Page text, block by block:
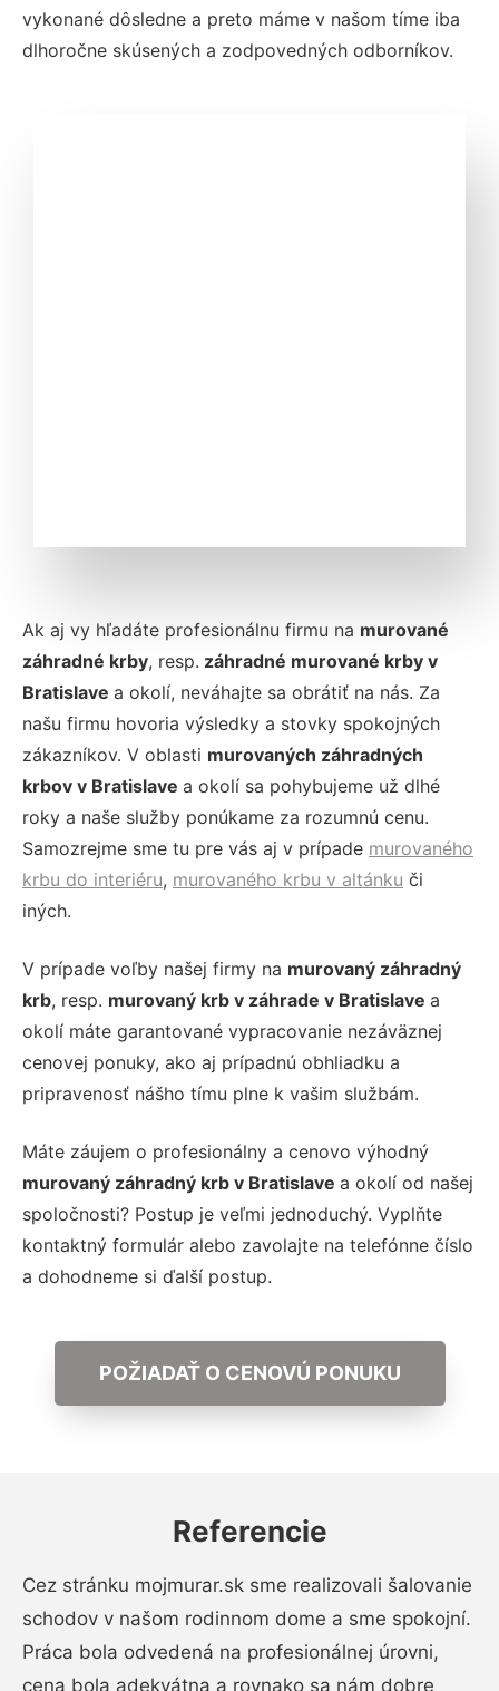
vykonané dôsledne a preto máme v našom tíme iba
dlhoročne skúsených a zodpovedných odborníkov.
Ak aj vy hľadáte profesionálnu firmu na murované
záhradné krby, resp. záhradné murované krby v
Bratislave a okolí, neváhajte sa obrátiť na nás. Za
našu firmu hovoria výsledky a stovky spokojných
zákazníkov. V oblasti murovaných záhradných
krbov v Bratislave a okolí sa pohybujeme už dlhé
roky a naše služby ponúkame za rozumnú cenu.
Samozrejme sme tu pre vás aj v prípade murovaného
krbu do interiéru, murovaného krbu v altánku či
iných.
V prípade voľby našej firmy na murovaný záhradný
krb, resp. murovaný krb v záhrade v Bratislave a
okolí máte garantované vypracovanie nezáväznej
cenovej ponuky, ako aj prípadnú obhliadku a
pripravenosť nášho tímu plne k vašim službám.
Máte záujem o profesionálny a cenovo výhodný
murovaný záhradný krb v Bratislave a okolí od našej
spoločnosti? Postup je veľmi jednoduchý. Vyplňte
kontaktný formulár alebo zavolajte na telefónne číslo
a dohodneme si ďalší postup.
POŽIADAŤ O CENOVÚ PONUKU
Referencie
Cez stránku mojmurar.sk sme realizovali šalovanie
schodov v našom rodinnom dome a sme spokojní.
Práca bola odvedená na profesionálnej úrovni,
cena bola adekvátna a rovnako sa nám dobre